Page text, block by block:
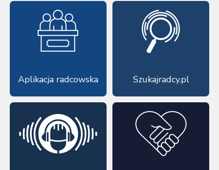
Aplikacja radcowska Szukajradcy.pl